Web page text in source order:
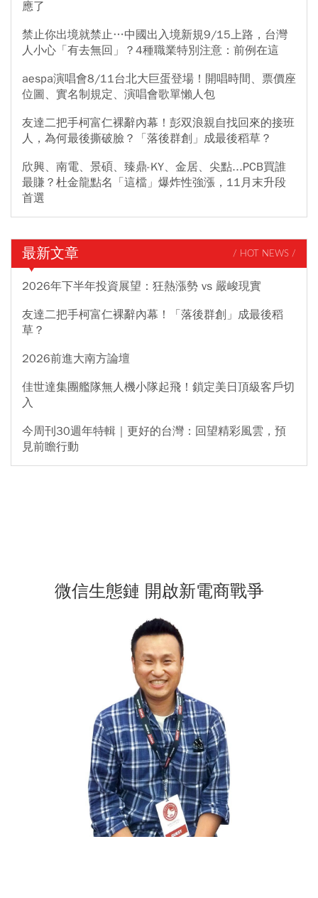
應了
禁止你出境就禁止…中國出入境新規9/15上路，台灣
人小心「有去無回」？4種職業特別注意：前例在這
aespa演唱會8/11台北大巨蛋登場！開唱時間、票價座
位圖、實名制規定、演唱會歌單懶人包
友達二把手柯富仁裸辭內幕！彭双浪親自找回來的接班
人，為何最後撕破臉？「落後群創」成最後稻草？
欣興、南電、景碩、臻鼎-KY、金居、尖點...PCB買誰
最賺？杜金龍點名「這檔」爆炸性強漲，11月末升段
首選
最新文章 / HOT NEWS /
2026年下半年投資展望：狂熱漲勢 vs 嚴峻現實
友達二把手柯富仁裸辭內幕！「落後群創」成最後稻
草？
2026前進大南方論壇
佳世達集團艦隊無人機小隊起飛！鎖定美日頂級客戶切
入
今周刊30週年特輯｜更好的台灣：回望精彩風雲，預
見前瞻行動
微信生態鏈 開啟新電商戰爭